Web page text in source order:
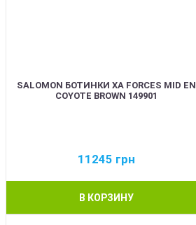
SALOMON БОТИНКИ XA FORCES MID EN
COYOTE BROWN 149901
11245 грн
В КОРЗИНУ